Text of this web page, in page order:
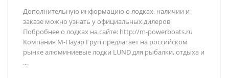
Дополнительную информацию о лодках, наличии и
заказе можно узнать у официальных дилеров
Побробнее о лодках на сайте: http://m-powerboats.ru
Компания М-Пауэр Груп предлагает на российском
рынке алюминиевые лодки LUND для рыбалки, отдыха и
...